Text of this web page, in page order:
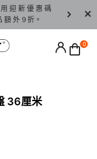
迎 新 優 惠 碼
額 外 9 折。
香 港 / 澳
0
36厘米